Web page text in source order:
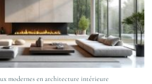
modernes en architecture intérieure